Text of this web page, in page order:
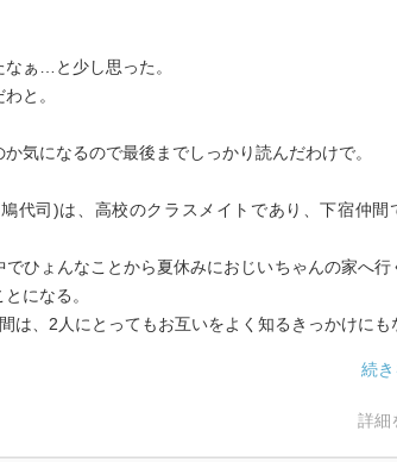
ぁ…と少し思った。
と。
気になるので最後までしっかり読んだわけで。
代司)は、高校のクラスメイトであり、下宿仲間
ひょんなことから夏休みにおじいちゃんの家へ行
になる。
は、2人にとってもお互いをよく知るきっかけにも
のか…将来を見たい。
詳細